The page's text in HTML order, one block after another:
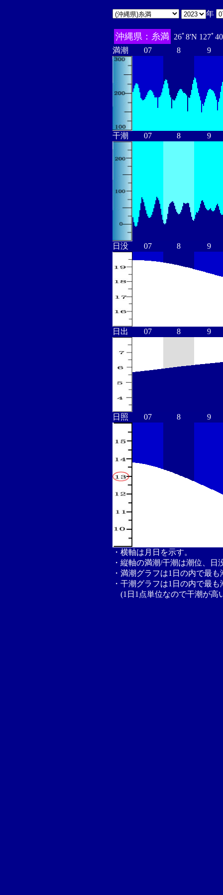
年
沖縄県：糸満
26ﾟ8'N 127ﾟ
満潮
07 8 9
干潮 07 8 9
日没 07 8 9
日出 07 8 9
日照 07 8 9
・横軸は月日を示す。
・縦軸の満潮/干潮は潮位、
・満潮グラフは1日の内で最
・干潮グラフは1日の内で最
(1日1点単位なので干潮が高